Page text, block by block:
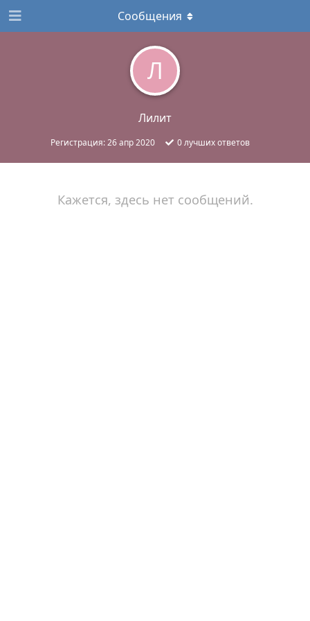
Л
Лилит
Регистрация:26 апр 2020 0лучших ответов
Сообщения
Кажется, здесь нет сообщений.